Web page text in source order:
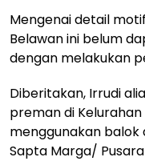
Mengenai detail
Belawan ini belum
dengan melakukan
Diberitakan, Irrudi
preman di
menggunakan balok
Sapta Marga/